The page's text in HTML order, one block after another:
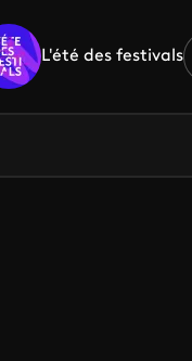
L'été des festivals